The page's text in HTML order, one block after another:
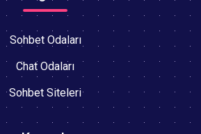
Sohbet Odaları
Chat Odaları
Sohbet Siteleri